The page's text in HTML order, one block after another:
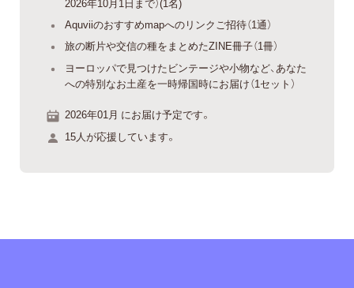
Aquviiのおすすめmapへのリンクご招待（1通）
旅の断片や交信の種をまとめたZINE冊子（1冊）
ヨーロッパで見つけたビンテージや小物など、あなた
への特別なお土産を一時帰国時にお届け（1セット）
2026年01月 にお届け予定です。
15人が応援しています。